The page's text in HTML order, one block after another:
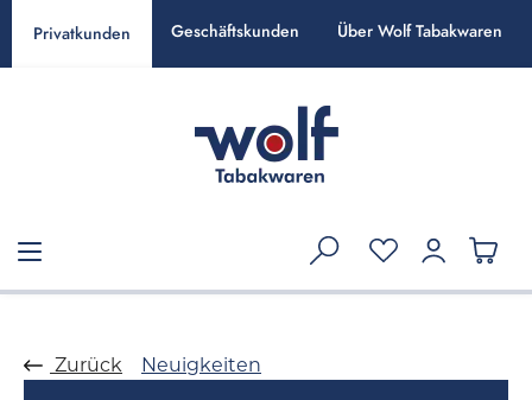
springen
Privatkunden Geschäftskunden Über Wolf Tabakwaren
Zurück Neuigkeiten